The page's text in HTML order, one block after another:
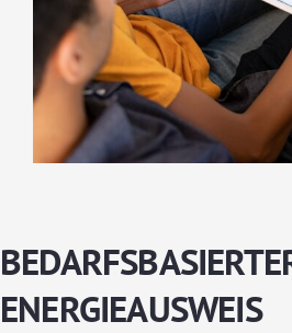
ENERGIEAUSWEIS